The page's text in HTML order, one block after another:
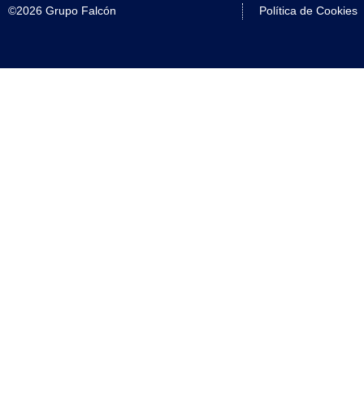
©2026 Grupo Falcón Política de Cookies